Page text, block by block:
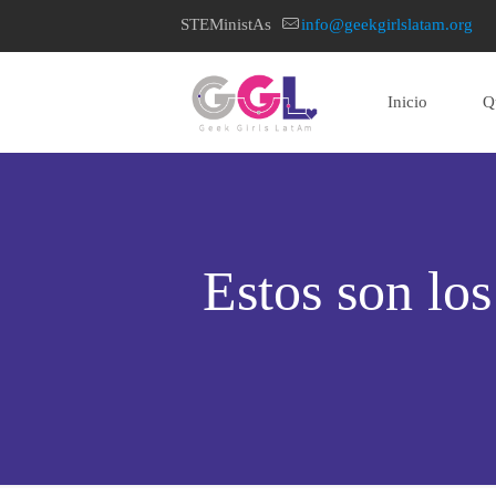
STEMinistAs info@geekgirlslatam.org
Inicio
Estos son